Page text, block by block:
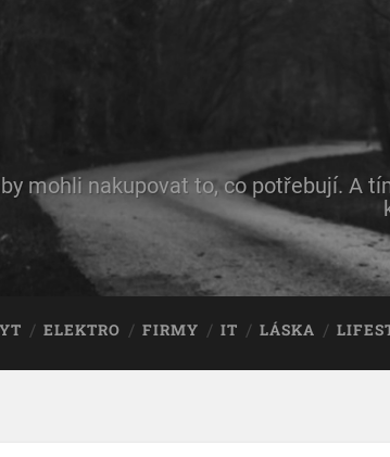
mohli nakupovat to, co potřebují. A
ELEKTRO FIRMY IT LÁSKA